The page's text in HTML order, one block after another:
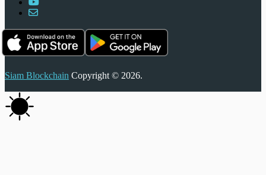
Siam Blockchain Copyright © 2026.